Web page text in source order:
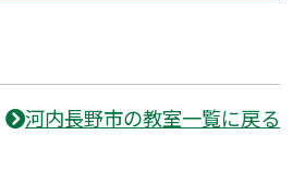
河内長野市の教室一覧に戻る